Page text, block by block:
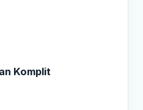
Komplit